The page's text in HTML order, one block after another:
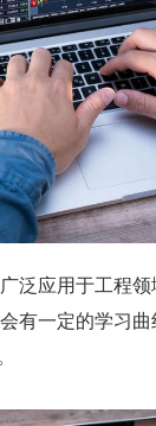
泛应用于工程
有一定的学习